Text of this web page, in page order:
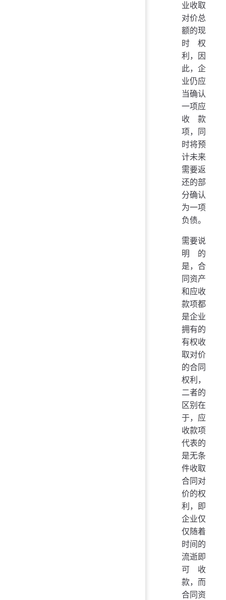
业收取
对价总
额的现
时权
利，因
此，企
业仍应
当确认
一项应
收款
项，同
时将预
计未来
需要返
还的部
分确认
为一项
负债。
需要说
明的
是，合
同资产
和应收
款项都
是企业
拥有的
有权收
取对价
的合同
权利，
二者的
区别在
于，应
收款项
代表的
是无条
件收取
合同对
价的权
利，即
企业仅
仅随着
时间的
流逝即
可收
款，而
合同资